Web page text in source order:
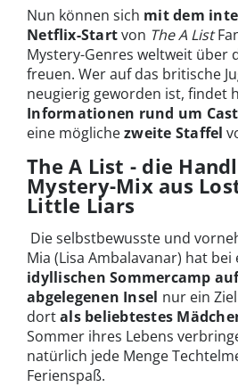
Nun können sich mit dem
Netflix-Startvon The A List
Mystery-Genres weltweit über
freuen. Wer auf das britische
neugierig geworden ist, findet
Informationen rund um
eine möglichezweite Staffel
The A List - die
Mystery-Mix aus
Little Liars
Die selbstbewusste und
Mia (Lisa Ambalavanar) hat
idyllischen Sommercamp
abgelegenen Insel nur ein
dortals beliebtestes
Sommer ihres Lebens
natürlich jede Menge
Ferienspaß.